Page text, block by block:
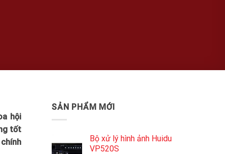
hội
tốt
SẢN PHẨM MỚI
Bộ xử lý hình ảnh Huidu
VP520S